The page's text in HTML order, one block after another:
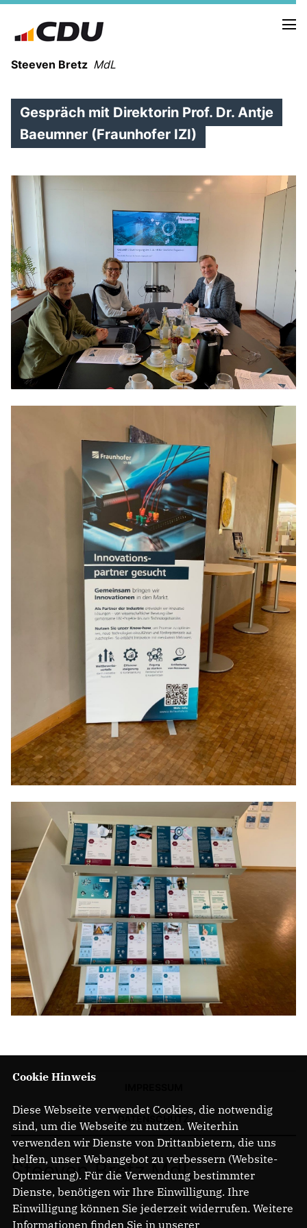
Steeven Bretz MdL
WAHLKREISBESUCHE
PRESSEFOTOS
MEIN BÜRGERBÜRO
MEIN WAHLKREIS
ZIELE
Redebeiträge
Anträge CDU
Kleine Anfragen
CDU Deutschland
CDU Potsdam
Gespräch mit Direktorin Prof. Dr. Antje
Baeumner (Fraunhofer IZI)
Steeven Bretz MdL
Cookie Hinweis
Diese Webseite verwendet Cookies, die notwendig
sind, um die Webseite zu nutzen. Weiterhin
verwenden wir Dienste von Drittanbietern, die uns
helfen, unser Webangebot zu verbessern (Website-
Optmierung). Für die Verwendung bestimmter
Dienste, benötigen wir Ihre Einwilligung. Ihre
Einwilligung können Sie jederzeit widerrufen. Weitere
Informationen finden Sie in unserer